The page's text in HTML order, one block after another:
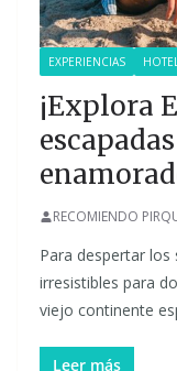
EXPERIENCIAS
¡Explora
RECOMIENDO
Para despertar los
irresistibles para
viejo continente
Leer más